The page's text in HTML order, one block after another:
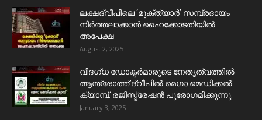
ലക്ഷദ്വീപിലെ ‘മുക്ത്യാർ’ സമ്പ്രദായം
നിർത്തലാക്കാൻ ഹൈക്കോടതിയിൽ
അപേക്ഷ
August 2, 2025
വിദഗ്ധ ഡോക്ടർമാരുടെ നേതൃത്വത്തിൽ
ആന്ത്രോത്ത് ദ്വീപിൽ മെഗാ മെഡിക്കൽ
ക്യാമ്പ്. രജിസ്ട്രേഷൻ പുരോഗമിക്കുന്നു.
January 3, 2025